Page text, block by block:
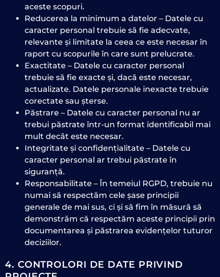
aceste scopuri.
Reducerea la minimum a datelor – Datele cu
caracter personal trebuie să fie adecvate,
relevante și limitate la ceea ce este necesar în
raport cu scopurile în care sunt prelucrate.
Exactitate – Datele cu caracter personal
trebuie să fie exacte și, dacă este necesar,
actualizate. Datele personale inexacte trebuie
corectate sau șterse.
Păstrare – Datele cu caracter personal nu ar
trebui păstrate într-un format identificabil mai
mult decât este necesar.
Integritate și confidențialitate – Datele cu
caracter personal ar trebui păstrate în
siguranță.
Responsabilitate – În temeiul RGPD, trebuie nu
numai să respectăm cele șase principii
generale de mai sus, ci și să fim în măsură să
demonstrăm că respectăm aceste principii prin
documentarea și păstrarea evidențelor tuturor
deciziilor.
4. CONTROLORI DE DATE PRIVIND